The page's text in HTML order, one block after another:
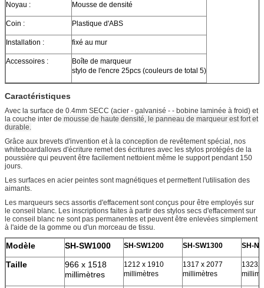
Noyau : Mousse de densité
Coin : Plastique d'ABS
Installation : fixé au mur
Accessoires :
Boîte de marqueur
stylo de l'encre 25pcs (couleurs de total 5)
Caractéristiques
Avec la surface de 0.4mm SECC (acier - galvanisé - - bobine laminée à froid) et
la couche inter de mousse de haute densité, le panneau de marqueur est fort et
durable.
Grâce aux brevets d'invention et à la conception de revêtement spécial, nos
whiteboardallows d'écriture remet des écritures avec les stylos protégés de la
poussière qui peuvent être facilement nettoient même le support pendant 150
jours.
Les surfaces en acier peintes sont magnétiques et permettent l'utilisation des
aimants.
Les marqueurs secs assortis d'effacement sont conçus pour être employés sur
le conseil blanc. Les inscriptions faites à partir des stylos secs d'effacement sur
le conseil blanc ne sont pas permanentes et peuvent être enlevées simplement
à l'aide de la gomme ou d'un morceau de tissu.
Modèle SH-SW1000 SH-SW1200 SH-SW1300 SH-
Taille
966 x 1518
millimètres
1212 x 1910
millimètres
1317 x 2077
millimètres